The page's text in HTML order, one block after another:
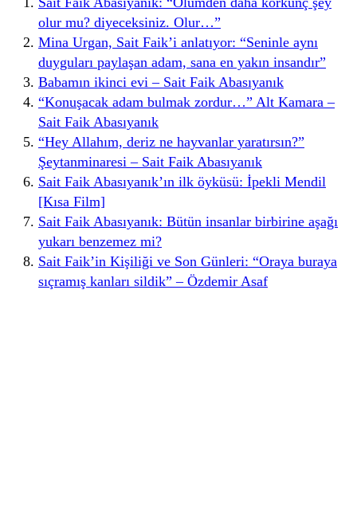
olur mu? diyeceksiniz. Olur…”
Mina Urgan, Sait Faik’i anlatıyor: “Seninle aynı
duyguları paylaşan adam, sana en yakın insandır”
Babamın ikinci evi – Sait Faik Abasıyanık
“Konuşacak adam bulmak zordur…” Alt Kamara –
Sait Faik Abasıyanık
“Hey Allahım, deriz ne hayvanlar yaratırsın?”
Şeytanminaresi – Sait Faik Abasıyanık
Sait Faik Abasıyanık’ın ilk öyküsü: İpekli Mendil
[Kısa Film]
Sait Faik Abasıyanık: Bütün insanlar birbirine aşağı
yukarı benzemez mi?
Sait Faik’in Kişiliği ve Son Günleri: “Oraya buraya
sıçramış kanları sildik” – Özdemir Asaf